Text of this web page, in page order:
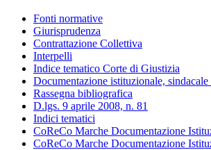
Fonti normative
Giurisprudenza
Contrattazione Collettiva
Interpelli
Indice tematico Corte di Giustizia
Documentazione istituzionale, sindacale
Rassegna bibliografica
D.lgs. 9 aprile 2008, n. 81
Indici tematici
CoReCo Marche Documentazione
CoReCo Marche Documentazione